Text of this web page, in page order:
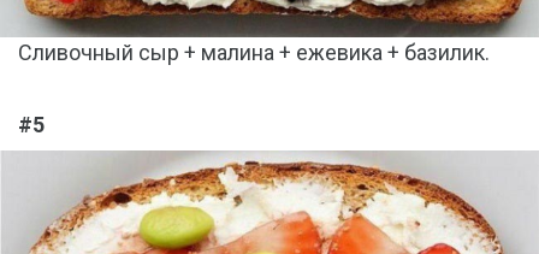
Сливочный сыр + малина + ежевика + базилик.
#5